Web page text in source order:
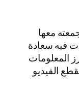
معها
فيه سعادة
المعلومات
الفيديو